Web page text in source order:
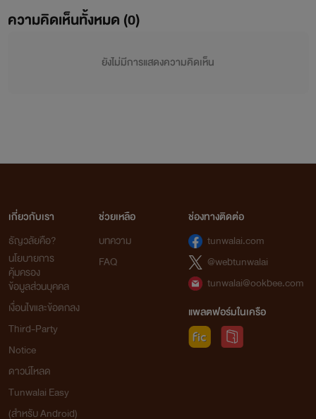
ความคิดเห็นทั้งหมด (0)
ยังไม่มีการแสดงความคิดเห็น
เกี่ยวกับเรา
ธัญวลัยคือ?
นโยบายการ
คุ้มครอง
ข้อมูลส่วนบุคคล
เงื่อนไขและข้อตกลง
Third-Party
Notice
ดาวน์โหลด
Tunwalai Easy
(สำหรับ Android)
ช่วยเหลือ
บทความ
FAQ
ช่องทางติดต่อ
tunwalai.com
@webtunwalai
tunwalai@ookbee.com
แพลตฟอร์มในเครือ